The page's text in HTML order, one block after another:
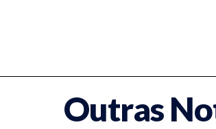
Outras